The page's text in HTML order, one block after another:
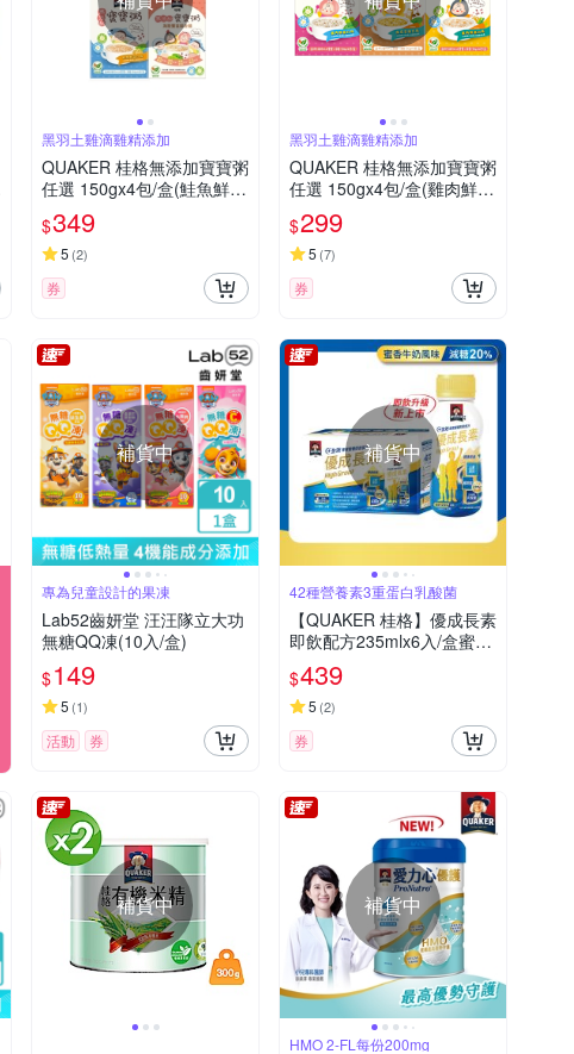
黑羽土雞滴雞精添加
QUAKER 桂格無添加寶寶粥
任選 150gx4包/盒(鮭魚鮮
蔬/牛肉番茄/海陸饗宴)
$349
5 (2)
券
黑羽土雞滴雞精添加
QUAKER 桂格無添加寶寶粥
任選 150gx4包/盒(雞肉鮮
蔬/豬肉鮮蔬/南瓜豆奶)
$299
5 (7)
券
補貨中
專為兒童設計的果凍
Lab52齒妍堂 汪汪隊立大功
無糖QQ凍(10入/盒)
$149
5 (1)
活動 券
補貨中
42種營養素3重蛋白乳酸菌
【QUAKER 桂格】優成長素
即飲配方235mlx6入/盒蜜香
牛奶風味 低糖配方(每天2份
9成有感。生長曲線攀升)
$439
5 (2)
券
補貨中 補貨中
HMO 2-FL每份200mg